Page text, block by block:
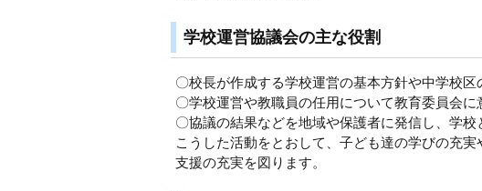
学校運営協議会の主な役割
〇校長が作成する学校運営の基本方針や中学校
〇学校運営や教職員の任用について教育委員会に
〇協議の結果などを地域や保護者に発信し、学校
こうした活動をとおして、子ども達の学びの充
支援の充実を図ります。